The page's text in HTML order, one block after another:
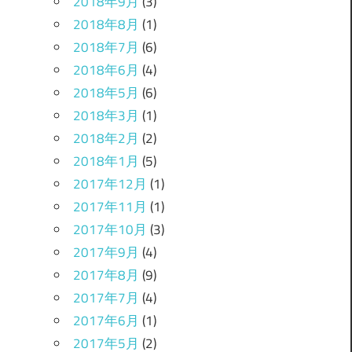
2018年8月 (1)
2018年7月 (6)
2018年6月 (4)
2018年5月 (6)
2018年3月 (1)
2018年2月 (2)
2018年1月 (5)
2017年12月 (1)
2017年11月 (1)
2017年10月 (3)
2017年9月 (4)
2017年8月 (9)
2017年7月 (4)
2017年6月 (1)
2017年5月 (2)